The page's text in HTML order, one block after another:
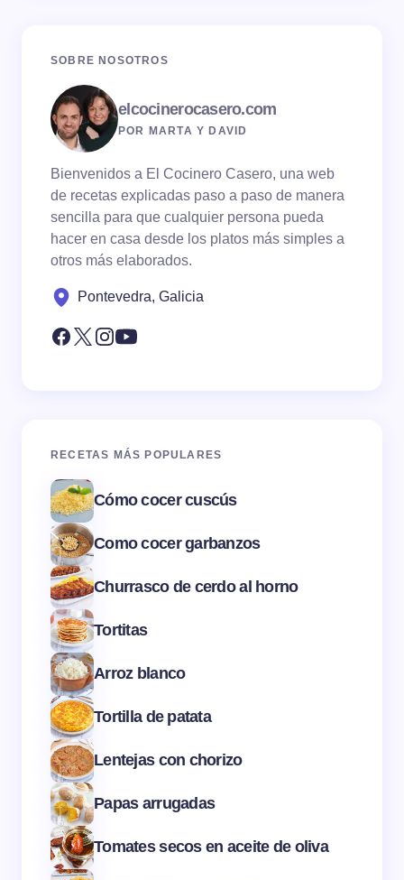
SOBRE NOSOTROS
elcocinerocasero.com
POR MARTA Y DAVID
Bienvenidos a El Cocinero Casero, una web
de recetas explicadas paso a paso de manera
sencilla para que cualquier persona pueda
hacer en casa desde los platos más simples a
otros más elaborados.
Pontevedra, Galicia
RECETAS MÁS POPULARES
Cómo cocer cuscús
Como cocer garbanzos
Churrasco de cerdo al horno
Tortitas
Arroz blanco
Tortilla de patata
Lentejas con chorizo
Papas arrugadas
Tomates secos en aceite de oliva